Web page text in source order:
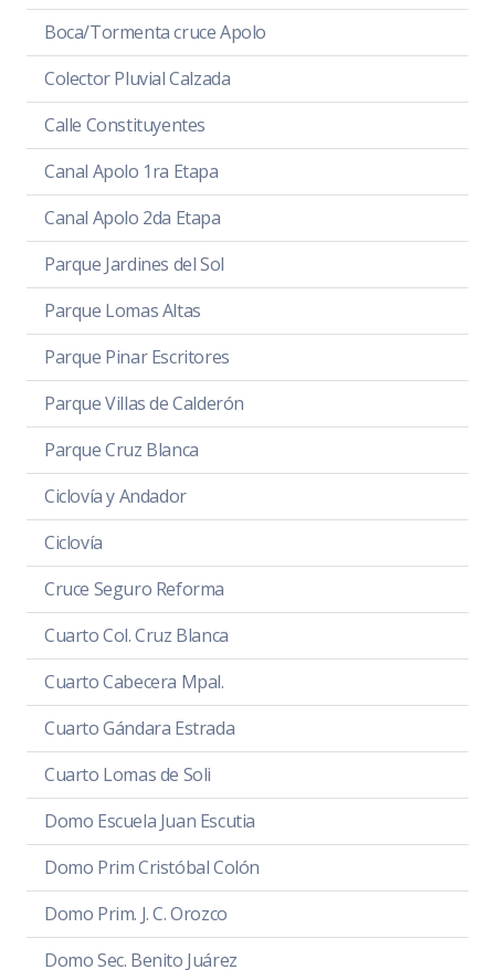
Boca/Tormenta cruce Apolo
Colector Pluvial Calzada
Calle Constituyentes
Canal Apolo 1ra Etapa
Canal Apolo 2da Etapa
Parque Jardines del Sol
Parque Lomas Altas
Parque Pinar Escritores
Parque Villas de Calderón
Parque Cruz Blanca
Ciclovía y Andador
Ciclovía
Cruce Seguro Reforma
Cuarto Col. Cruz Blanca
Cuarto Cabecera Mpal.
Cuarto Gándara Estrada
Cuarto Lomas de Soli
Domo Escuela Juan Escutia
Domo Prim Cristóbal Colón
Domo Prim. J. C. Orozco
Domo Sec. Benito Juárez